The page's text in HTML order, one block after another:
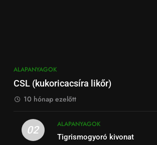
ALAPANYAGOK
CSL (kukoricacsíra likőr)
10 hónap ezelőtt
02
ALAPANYAGOK
Tigrismogyoró kivonat